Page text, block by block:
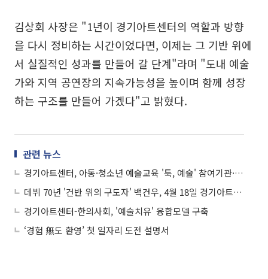
김상회 사장은 "1년이 경기아트센터의 역할과 방향
을 다시 정비하는 시간이었다면, 이제는 그 기반 위에
서 실질적인 성과를 만들어 갈 단계"라며 "도내 예술
가와 지역 공연장의 지속가능성을 높이며 함께 성장
하는 구조를 만들어 가겠다"고 밝혔다.
관련 뉴스
경기아트센터, 아동·청소년 예술교육 '툭, 예술' 참여기관·강사 모집…도내 돌봄기관 45개소 지원
데뷔 70년 '건반 위의 구도자' 백건우, 4월 18일 경기아트센터서 슈베르트와 마주 선다
경기아트센터-한의사회, '예술치유' 융합모델 구축
‘경험 無도 환영’ 첫 일자리 도전 설명서